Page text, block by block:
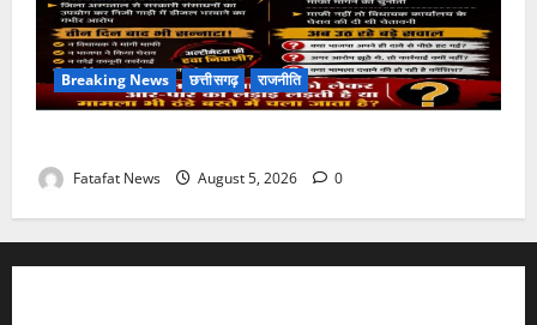
Breaking News छत्तीसगढ़ राजनीति
Fatafat News August 5, 2026 0